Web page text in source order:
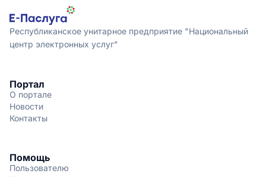
Республиканское унитарное предприятие "Национальный
центр электронных услуг"
Портал
О портале
Новости
Контакты
Помощь
Пользователю